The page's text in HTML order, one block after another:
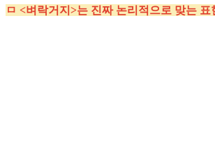
ㅁ <벼락거지>는 진짜 논리적으로 맞는 표